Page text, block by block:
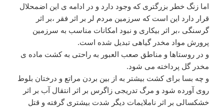
اما زنگ خطر بزرگتری که وجود دارد و در ادامه ی این اضمحلال
قرار دارد این است که سرزمین مردم لر بر اثر فقر ،بر اثر
گرسنگی ،بر اثر بیکاری و نبود امکانات مناسب به سرزمین
پرورش مواد مخدر گیاهی تبدیل شده است.
و در روستاها و مناطق صعب العبور به راحتی به کشت ماده ی
مخدر گل پرداخته می شود.
و چه بسا برای کشت بیشتر به از بین بردن مراتع و درختان بلوط
روی آورده شود و مرگ تدریجی زاگرس بر اثر انتقال آب بر اثر
خشکسالی بر اثر ناملایمات دیگر شدت بیشتری گرفته و قتل